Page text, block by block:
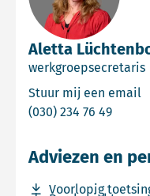
Aletta
werkgroepsecretaris
Stuur mij een email
(030) 234 76 49Bel
Adviezen en
Voorlopig
Download bestand